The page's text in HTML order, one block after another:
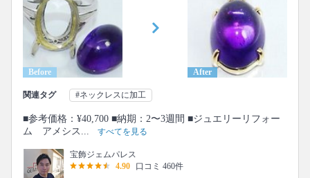
Before After
関連タグ #ネックレスに加工
■参考価格：¥40,700 ■納期：2〜3週間 ■ジュエリーリフォー
ム アメシス...
すべてを見る
宝飾ジェムパレス
4.90
口コミ 460件